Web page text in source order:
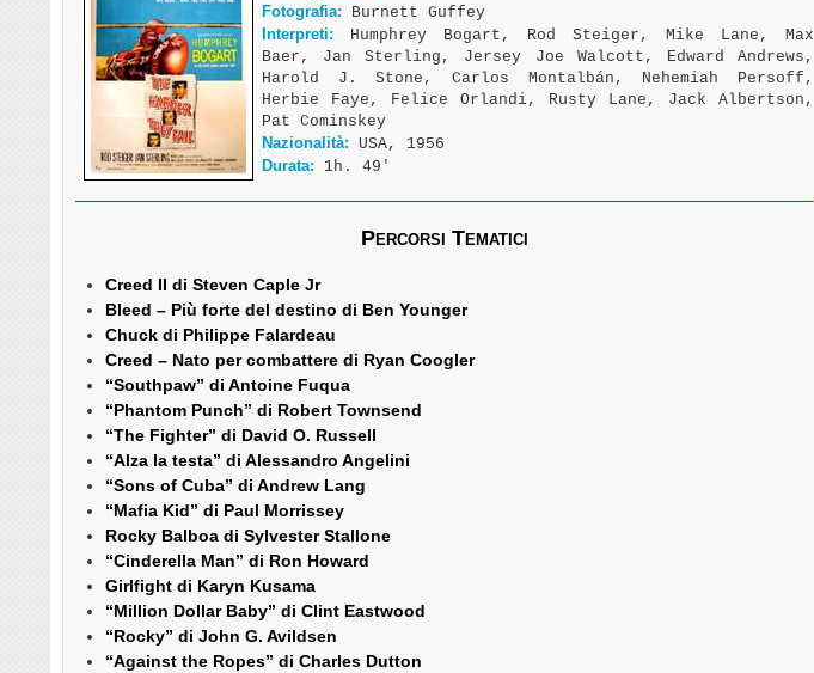
Fotografia: Burnett Guffey
Interpreti: Humphrey Bogart, Rod Steiger, Mike Lane, Max
Baer, Jan Sterling, Jersey Joe Walcott, Edward Andrews,
Harold J. Stone, Carlos Montalbán, Nehemiah Persoff,
Herbie Faye, Felice Orlandi, Rusty Lane, Jack Albertson,
Pat Cominskey
Nazionalità: USA, 1956
Durata: 1h. 49′
Percorsi Tematici
Creed II di Steven Caple Jr
Bleed – Più forte del destino di Ben Younger
Chuck di Philippe Falardeau
Creed – Nato per combattere di Ryan Coogler
“Southpaw” di Antoine Fuqua
“Phantom Punch” di Robert Townsend
“The Fighter” di David O. Russell
“Alza la testa” di Alessandro Angelini
“Sons of Cuba” di Andrew Lang
“Mafia Kid” di Paul Morrissey
Rocky Balboa di Sylvester Stallone
“Cinderella Man” di Ron Howard
Girlfight di Karyn Kusama
“Million Dollar Baby” di Clint Eastwood
“Rocky” di John G. Avildsen
“Against the Ropes” di Charles Dutton